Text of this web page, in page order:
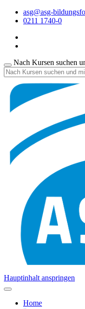
asg@asg-
0211 1740-0
Nach Kursen suchen
Hauptinhalt anspringen
Home